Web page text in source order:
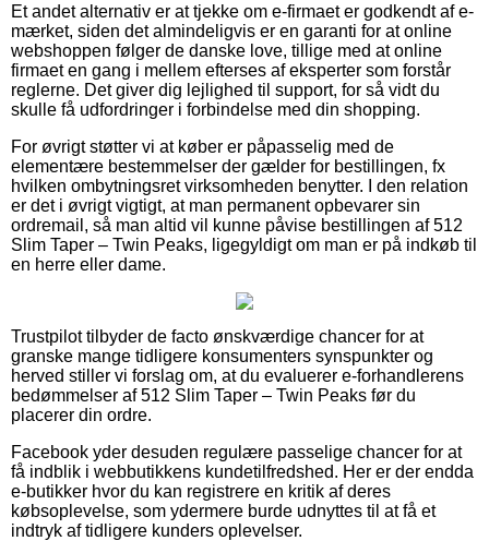
Et andet alternativ er at tjekke om e-firmaet er godkendt af e-
mærket, siden det almindeligvis er en garanti for at online
webshoppen følger de danske love, tillige med at online
firmaet en gang i mellem efterses af eksperter som forstår
reglerne. Det giver dig lejlighed til support, for så vidt du
skulle få udfordringer i forbindelse med din shopping.
For øvrigt støtter vi at køber er påpasselig med de
elementære bestemmelser der gælder for bestillingen, fx
hvilken ombytningsret virksomheden benytter. I den relation
er det i øvrigt vigtigt, at man permanent opbevarer sin
ordremail, så man altid vil kunne påvise bestillingen af 512
Slim Taper – Twin Peaks, ligegyldigt om man er på indkøb til
en herre eller dame.
Trustpilot tilbyder de facto ønskværdige chancer for at
granske mange tidligere konsumenters synspunkter og
herved stiller vi forslag om, at du evaluerer e-forhandlerens
bedømmelser af 512 Slim Taper – Twin Peaks før du
placerer din ordre.
Facebook yder desuden regulære passelige chancer for at
få indblik i webbutikkens kundetilfredshed. Her er der endda
e-butikker hvor du kan registrere en kritik af deres
købsoplevelse, som ydermere burde udnyttes til at få et
indtryk af tidligere kunders oplevelser.